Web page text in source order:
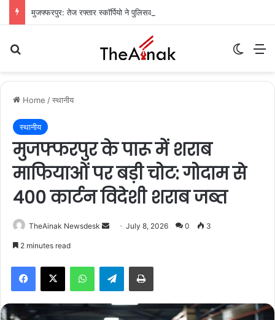
Home /स्थानीय
स्थानीय
मुजफ्फरपुर के पारू में शराब
माफियाओं पर बड़ी चोट: गोदाम से
400 कार्टन विदेशी शराब जब्त
TheAinak Newsdesk
a
e
July 8, 2026 0 3
2 minutes read
Telegram